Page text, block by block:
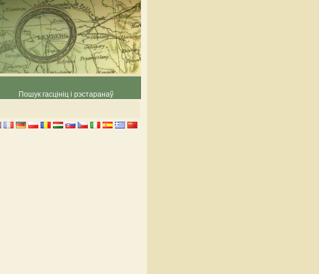
Пошук гасцініц і рэстаранаў